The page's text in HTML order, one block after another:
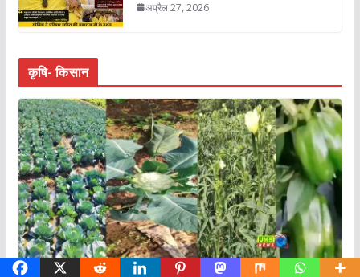
अप्रैल 27, 2026
कृषि- किसान